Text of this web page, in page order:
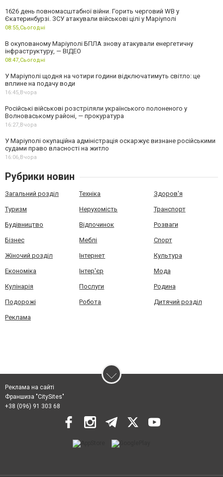
1626 день повномасштабної війни. Горить черговий WB у
Єкатеринбурзі. ЗСУ атакували військові цілі у Маріуполі
08:55,Сьогодні
В окупованому Маріуполі БПЛА знову атакували енергетичну
інфраструктуру, — ВІДЕО
08:47,Сьогодні
У Маріуполі щодня на чотири години відключатимуть світло: це
вплине на подачу води
16:45,Вчора
Російські військові розстріляли українського полоненого у
Волноваському районі, — прокуратура
16:27,Вчора
У Маріуполі окупаційна адміністрація оскаржує визнане російськими
судами право власності на житло
16:06,Вчора
Рубрики новин
Загальний розділ Техніка Здоров'я
Туризм Нерухомість Транспорт
Будівництво Відпочинок Розваги
Бізнес Меблі Спорт
Жіночий розділ Інтернет Культура
Економіка Інтер'єр Мода
Кулінарія Послуги Родина
Подорожі Робота Дитячий розділ
Реклама
Реклама на сайті
Франшиза "CitySites"
+38 (096) 91 303 68